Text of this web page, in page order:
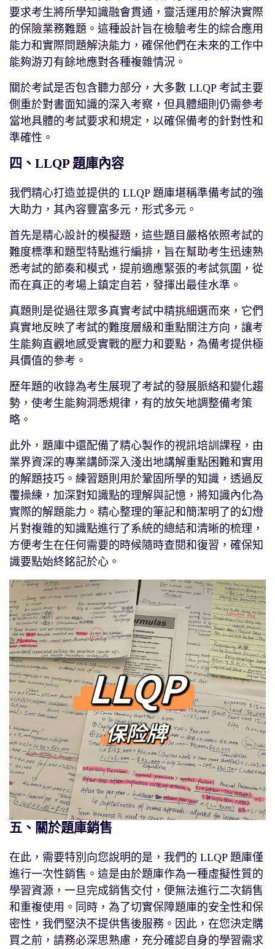
要求考生將所學知識融會貫通，靈活運用於解決實際
的保險業務難題。這種設計旨在檢驗考生的綜合應用
能力和實際問題解決能力，確保他們在未來的工作中
能夠游刃有餘地應對各種複雜情況。
關於考試是否包含聽力部分，大多數 LLQP 考試主要
側重於對書面知識的深入考察，但具體細則仍需參考
當地具體的考試要求和規定，以確保備考的針對性和
準確性。
四、LLQP 題庫內容
我們精心打造並提供的 LLQP 題庫堪稱準備考試的強
大助力，其內容豐富多元，形式多元。
首先是精心設計的模擬題，這些題目嚴格依照考試的
難度標準和題型特點進行編排，旨在幫助考生迅速熟
悉考試的節奏和模式，提前適應緊張的考試氛圍，從
而在真正的考場上鎮定自若，發揮出最佳水準。
真題則是從過往眾多真實考試中精挑細選而來，它們
真實地反映了考試的難度層級和重點關注方向，讓考
生能夠直觀地感受實戰的壓力和要點，為備考提供極
具價值的參考。
歷年題的收錄為考生展現了考試的發展脈絡和變化趨
勢，使考生能夠洞悉規律，有的放矢地調整備考策
略。
此外，題庫中還配備了精心製作的視訊培訓課程，由
業界資深的專業講師深入淺​​出地講解重點困難和實用
的解題技巧。練習題則用於鞏固所學的知識，透過反
覆操練，加深對知識點的理解與記憶，將知識內化為
實際的解題能力。精心整理的筆記和簡潔明了的幻燈
片對複雜的知識點進行了系統的總結和清晰的梳理，
方便考生在任何需要的時候隨時查閱和復習，確保知
識要點始終銘記於心。
五、關於題庫銷售
在此，需要特別向您說明的是，我們的 LLQP 題庫僅
進行一次性銷售。這是由於題庫作為一種虛擬性質的
學習資源，一旦完成銷售交付，便無法進行二次銷售
和重複使用。同時，為了切實保障題庫的安全性和保
密性，我們堅決不提供售後服務。因此，在您決定購
買之前，請務必深思熟慮，充分確認自身的學習需求